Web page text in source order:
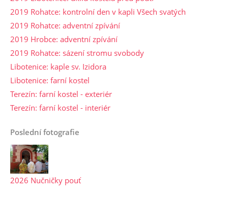
2019 Rohatce: kontrolní den v kapli Všech svatých
2019 Rohatce: adventní zpívání
2019 Hrobce: adventní zpívání
2019 Rohatce: sázení stromu svobody
Libotenice: kaple sv. Izidora
Libotenice: farní kostel
Terezín: farní kostel - exteriér
Terezín: farní kostel - interiér
Poslední fotografie
2026 Nučničky pouť